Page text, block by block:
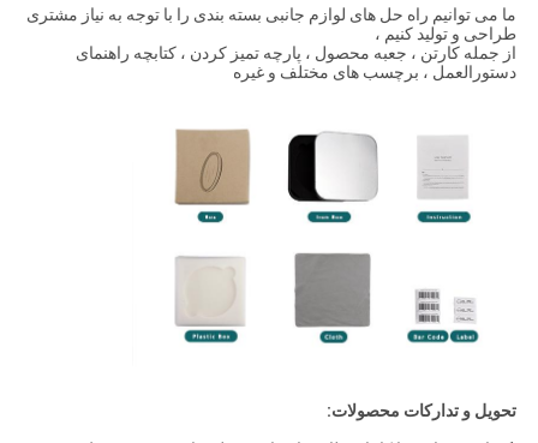
ما می توانیم راه حل های لوازم جانبی بسته بندی را با توجه به نیاز مشتری
طراحی و تولید کنیم ،
از جمله کارتن ، جعبه محصول ، پارچه تمیز کردن ، کتابچه راهنمای
دستورالعمل ، برچسب های مختلف و غیره
تحویل و تدارکات محصولات: